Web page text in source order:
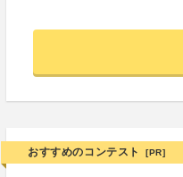
おすすめのコンテスト [PR]